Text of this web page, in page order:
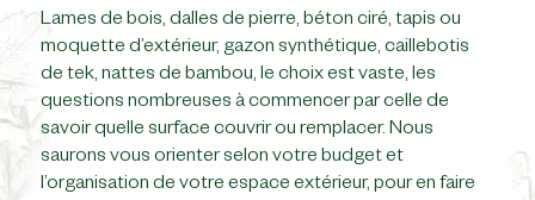
Lames de bois, dalles de pierre, béton ciré, tapis ou
moquette d’extérieur, gazon synthétique, caillebotis
de tek, nattes de bambou, le choix est vaste, les
questions nombreuses à commencer par celle de
savoir quelle surface couvrir ou remplacer. Nous
saurons vous orienter selon votre budget et
l’organisation de votre espace extérieur, pour en faire